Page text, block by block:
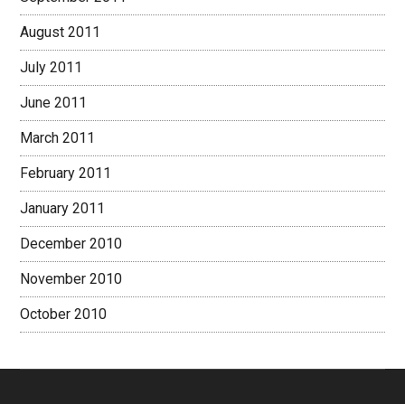
August 2011
July 2011
June 2011
March 2011
February 2011
January 2011
December 2010
November 2010
October 2010